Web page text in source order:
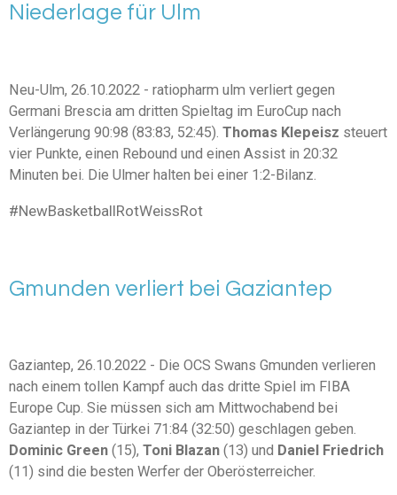
Niederlage für Ulm
Neu-Ulm, 26.10.2022 - ratiopharm ulm verliert gegen
Germani Brescia am dritten Spieltag im EuroCup nach
Verlängerung 90:98 (83:83, 52:45). Thomas Klepeisz steuert
vier Punkte, einen Rebound und einen Assist in 20:32
Minuten bei. Die Ulmer halten bei einer 1:2-Bilanz.
#NewBasketballRotWeissRot
Gmunden verliert bei Gaziantep
Gaziantep, 26.10.2022 - Die OCS Swans Gmunden verlieren
nach einem tollen Kampf auch das dritte Spiel im FIBA
Europe Cup. Sie müssen sich am Mittwochabend bei
Gaziantep in der Türkei 71:84 (32:50) geschlagen geben.
Dominic Green (15), Toni Blazan (13) und Daniel Friedrich
(11) sind die besten Werfer der Oberösterreicher.